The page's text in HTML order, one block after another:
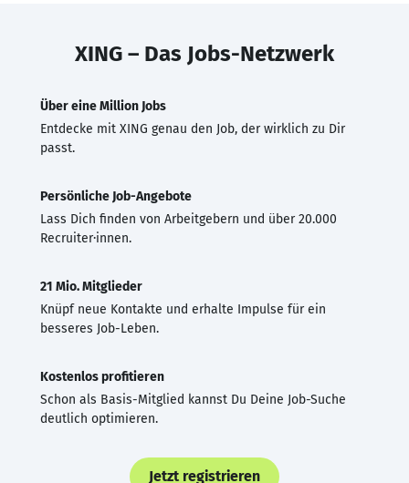
XING – Das Jobs-Netzwerk
Über eine Million Jobs
Entdecke mit XING genau den Job, der wirklich zu Dir
passt.
Persönliche Job-Angebote
Lass Dich finden von Arbeitgebern und über 20.000
Recruiter·innen.
21 Mio. Mitglieder
Knüpf neue Kontakte und erhalte Impulse für ein
besseres Job-Leben.
Kostenlos profitieren
Schon als Basis-Mitglied kannst Du Deine Job-Suche
deutlich optimieren.
Jetzt registrieren